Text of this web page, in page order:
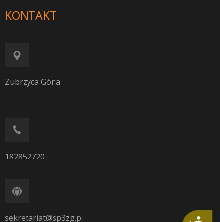
KONTAKT
Zubrzyca Góna
182852720
sekretariat@sp3zg.pl